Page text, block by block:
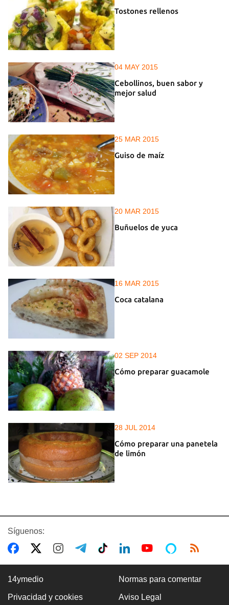
Tostones rellenos
04 MAY 2015
Cebollinos, buen sabor y
mejor salud
25 MAR 2015
Guiso de maíz
20 MAR 2015
Buñuelos de yuca
16 MAR 2015
Coca catalana
02 SEP 2014
Cómo preparar guacamole
28 JUL 2014
Cómo preparar una panetela
de limón
Síguenos:
14ymedio Normas para comentar
Privacidad y cookies Aviso Legal